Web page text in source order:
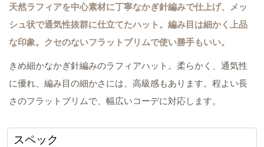
天然ラフィアを中心素材に丁寧なかぎ針編みで仕上げ、メッ
シュ状で通気性抜群に仕立てたハット。編み目は細かく上品
な印象。クセのないフラットブリムで使い勝手もいい。
きめ細かなかぎ針編みのラフィアハット。柔らかく、通気性
に優れ、編み目の細かさには、高級感もあります。程よい長
さのフラットブリムで、幅広いコーデに対応します。
スペック